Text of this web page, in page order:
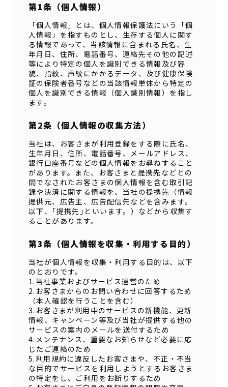
第1条（個人情報）
「個人情報」とは、個人情報保護法にいう「個
人情報」を指すものとし、生存する個人に関す
る情報であって、当該情報に含まれる氏名、生
年月日、住所、電話番号、連絡先その他の記述
等により特定の個人を識別できる情報及び容
貌、指紋、声紋にかかるデータ、及び健康保険
証の保険者番号などの当該情報単体から特定の
個人を識別できる情報（個人識別情報）を指し
ます。
第2条（個人情報の収集方法）
当社は、お客さまが利用登録をする際に氏名、
生年月日、住所、電話番号、メールアドレス、
銀行口座番号などの個人情報をお尋ねすること
があります。また、お客さまと提携先などとの
間でなされたお客さまの個人情報を含む取引記
録や決済に関する情報を、当社の提携先（情報
提供元、広告主、広告配信先などを含みます。
以下、｢提携先｣といいます。）などから収集す
ることがあります。
第3条（個人情報を収集・利用する目的）
当社が個人情報を収集・利用する目的は、以下
のとおりです。
1.当社事業およびサービス運営のため
2.お客さまからのお問い合わせに回答するため
（本人確認を行うことを含む）
3.お客さまが利用中のサービスの新機能、更新
情報、キャンペーン等及び当社が提供する他の
サービスの案内のメールを送付するため
4.メンテナンス、重要なお知らせなど必要に応
じたご連絡のため
5.利用規約に違反したお客さまや、不正・不当
な目的でサービスを利用しようとするお客さま
の特定をし、ご利用をお断りするため